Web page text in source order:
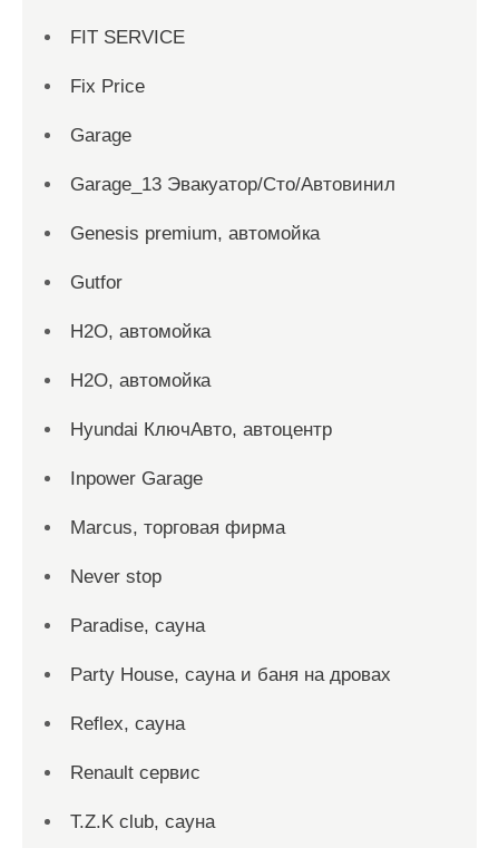
FIT SERVICE
Fix Price
Garage
Garage_13 Эвакуатор/Сто/Автовинил
Genesis premium, автомойка
Gutfor
H2O, автомойка
H2O, автомойка
Hyundai КлючАвто, автоцентр
Inpower Garage
Marcus, торговая фирма
Never stop
Paradise, сауна
Party House, сауна и баня на дровах
Reflex, сауна
Renault сервис
T.Z.K club, сауна